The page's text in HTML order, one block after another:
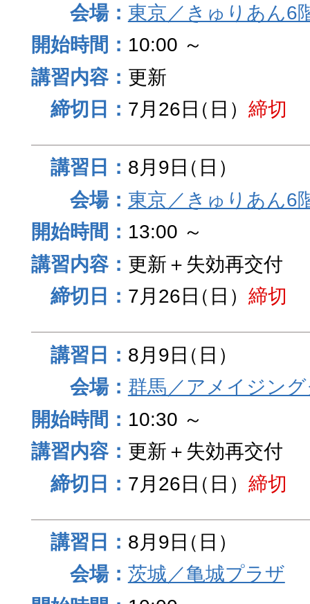
東京／きゅりあん6
10:00 ～
更新
7月26日（日） 締切
8月9日（日）
東京／きゅりあん6
13:00 ～
更新＋失効再交付
7月26日（日） 締切
8月9日（日）
群馬／アメイジン
10:30 ～
更新＋失効再交付
7月26日（日） 締切
8月9日（日）
茨城／亀城プラザ